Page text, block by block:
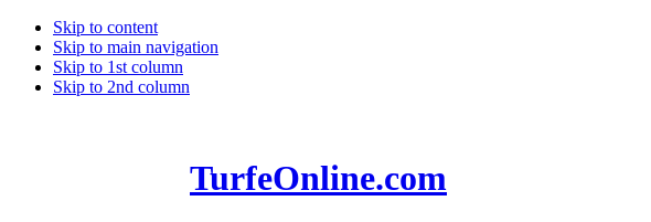
Skip to content
Skip to main navigation
Skip to 1st column
Skip to 2nd column
TurfeOnline.com